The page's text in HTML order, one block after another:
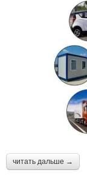
читать дальше →